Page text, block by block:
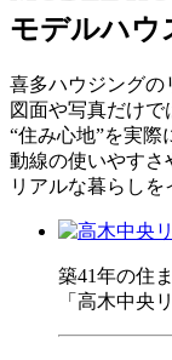
モデルハウ
喜多ハウジングの
図面や写真だけで
“住み心地”を実際
動線の使いやすさ
リアルな暮らしを
築41年の住
「高木中央